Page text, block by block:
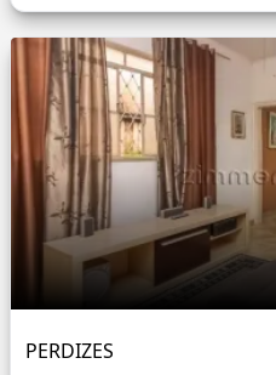
PERDIZES